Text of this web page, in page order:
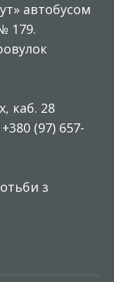
автобусом
179.
каб. 28
(97) 657-
з